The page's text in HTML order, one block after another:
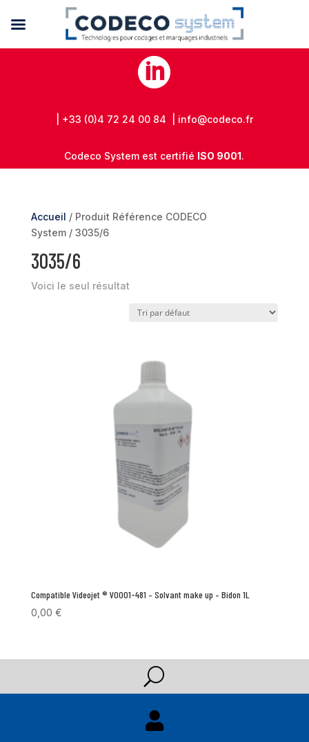

| +33 (0)4 72 24 00 84 | info@codeco.fr
Codeco System est certifié ISO 9001.
Accueil / Produit Référence CODECO
System / 3035/6
3035/6
Voici le seul résultat
Compatible Videojet ® V0001-481 – Solvant make up – Bidon 1L
0,00 €
U
